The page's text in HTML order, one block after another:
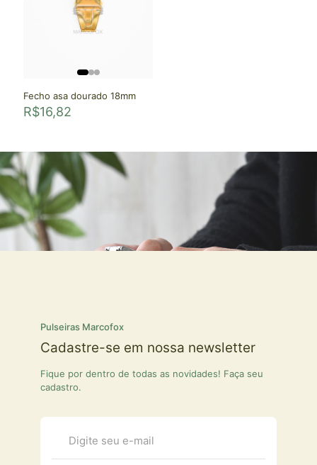
Fecho asa dourado 18mm
R$16,82
Pulseiras Marcofox
Cadastre-se em nossa newsletter
Fique por dentro de todas as novidades! Faça seu
cadastro.